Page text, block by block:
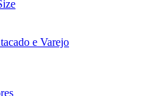
e Varejo